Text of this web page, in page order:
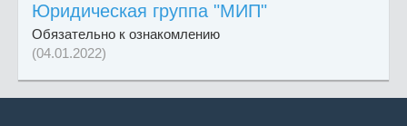
Юридическая группа "МИП"
Обязательно к ознакомлению
(04.01.2022)